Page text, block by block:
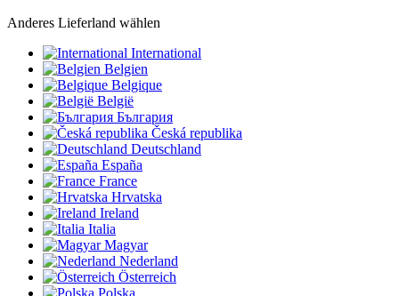
Anderes Lieferland wählen
International
Belgien
Belgique
België
България
Česká republika
Deutschland
España
France
Hrvatska
Ireland
Italia
Magyar
Nederland
Österreich
Polska